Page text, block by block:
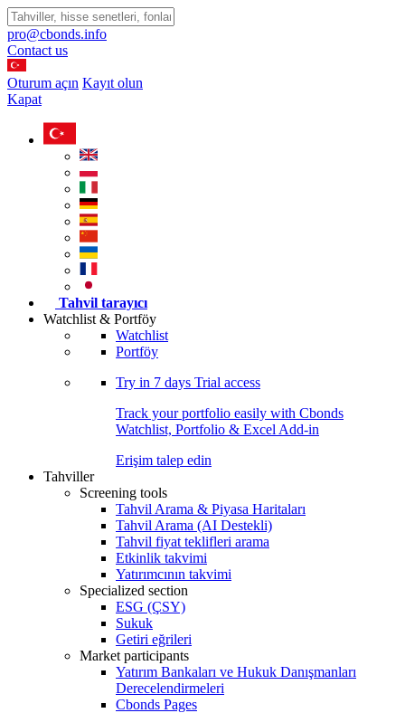
pro@cbonds.info
Contact us
Oturum açın Kayıt olun
Kapat
Tahvil tarayıcı
Watchlist & Portföy
Watchlist
Portföy
Try in 7 days Trial access
Track your portfolio easily with Cbonds
Watchlist, Portfolio & Excel Add-in
Erişim talep edin
Tahviller
Screening tools
Tahvil Arama & Piyasa Haritaları
Tahvil Arama (AI Destekli)
Tahvil fiyat teklifleri arama
Etkinlik takvimi
Yatırımcının takvimi
Specialized section
ESG (ÇSY)
Sukuk
Getiri eğrileri
Market participants
Yatırım Bankaları ve Hukuk Danışmanları
Derecelendirmeleri
Cbonds Pages